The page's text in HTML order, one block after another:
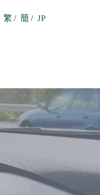
繁 / 簡 / JP